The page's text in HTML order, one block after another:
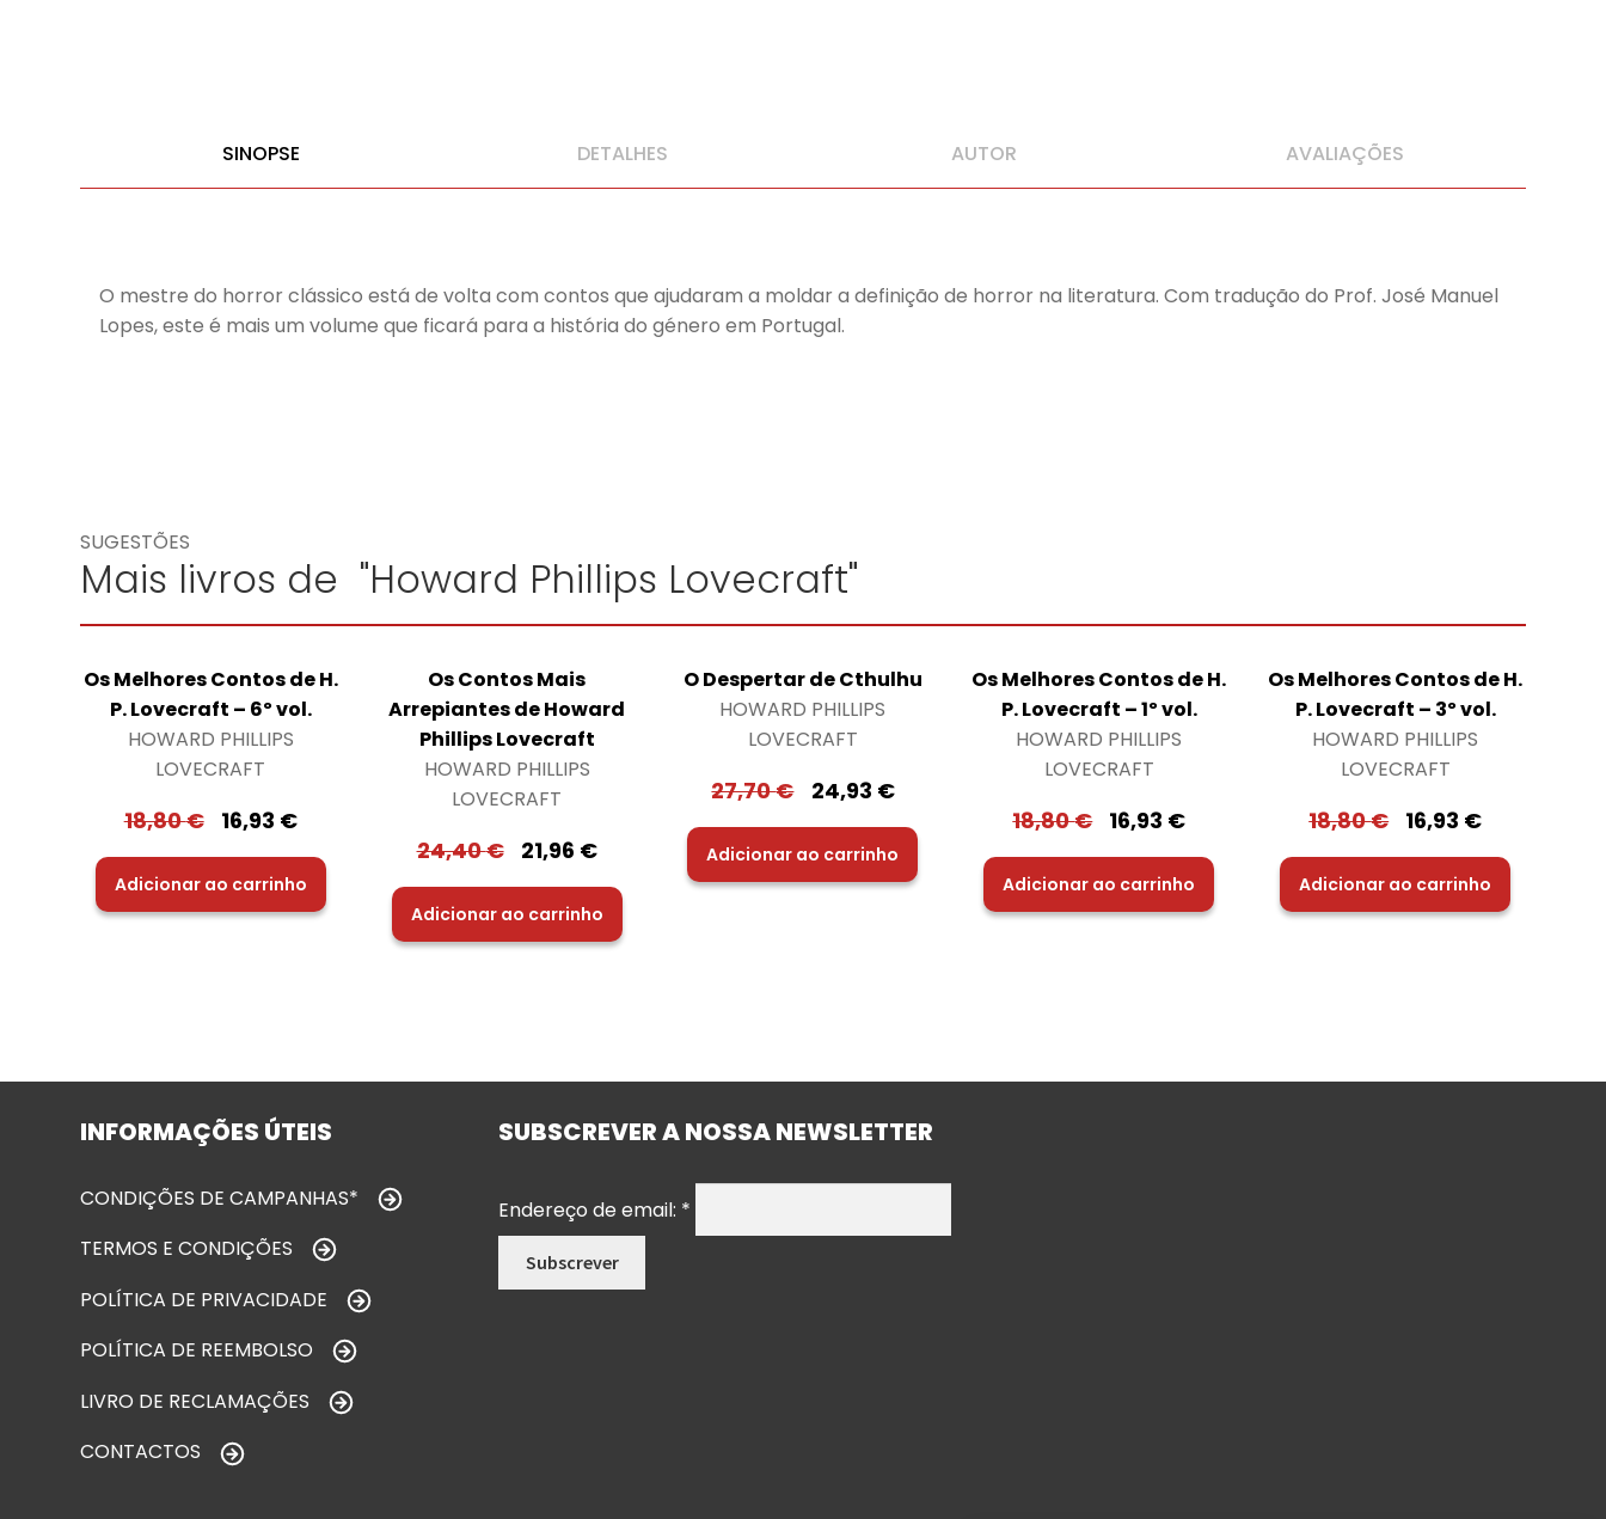
SINOPSE DETALHES AUTOR AVALIAÇÕES
O mestre do horror clássico está de volta com contos que ajudaram a moldar a definição de horror na literatura. Com tradução do Prof. José Manuel
Lopes, este é mais um volume que ficará para a história do género em Portugal.
SUGESTÕES
Mais livros de "Howard Phillips Lovecraft"
Os Melhores Contos de H.
P. Lovecraft – 6º vol.
HOWARD PHILLIPS
LOVECRAFT
18,80€ 16,93 €
Adicionar ao carrinho
Os Contos Mais
Arrepiantes de Howard
Phillips Lovecraft
HOWARD PHILLIPS
LOVECRAFT
24,40€ 21,96 €
Adicionar ao carrinho
O Despertar de Cthulhu
HOWARD PHILLIPS
LOVECRAFT
27,70€ 24,93 €
Adicionar ao carrinho
Os Melhores Contos de H.
P. Lovecraft – 1º vol.
HOWARD PHILLIPS
LOVECRAFT
18,80€ 16,93 €
Adicionar ao carrinho
Os Melhores Contos de H.
P. Lovecraft – 3º vol.
HOWARD PHILLIPS
LOVECRAFT
18,80€ 16,93 €
Adicionar ao carrinho
INFORMAÇÕES ÚTEIS
CONDIÇÕES DE CAMPANHAS*
TERMOS E CONDIÇÕES
POLÍTICA DE PRIVACIDADE
POLÍTICA DE REEMBOLSO
LIVRO DE RECLAMAÇÕES
CONTACTOS
SUBSCREVER A NOSSA NEWSLETTER
Endereço de email: *